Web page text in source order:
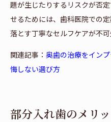
題が生じたりするリスクが否
せるためには、歯科医院での
落とす丁寧なセルフケアが不可
関連記事： 奥歯の治療をイン
悔しない選び方
部分入れ歯のメリ